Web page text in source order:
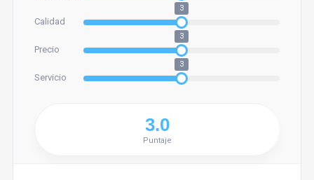
Calidad
3
Precio
3
Servicio
3
Puntaje